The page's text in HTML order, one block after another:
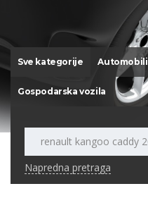
Sve kategorije Automobili
Gospodarska vozila
Napredna pretraga